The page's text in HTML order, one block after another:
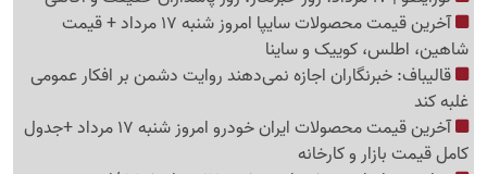
آخرین قیمت محصولات سایپا امروز شنبه 17 مرداد + قیمت
شاهین، اطلس، کوییک و ساینا
قالیباف: خبرنگاران اجازه نمی‌دهند روایت دشمن بر افکار عمومی
غلبه کند
آخرین قیمت محصولات ایران خودرو امروز شنبه 17 مرداد +جدول
کامل قیمت بازار و کارخانه